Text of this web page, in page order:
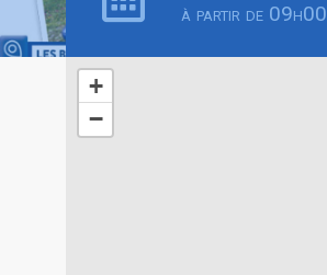
à partir de 09h00
+
−